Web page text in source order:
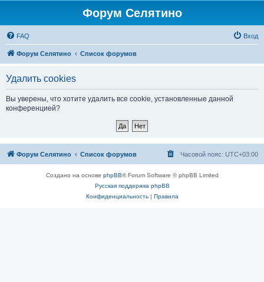
Форум Селятино
FAQ Вход
Форум Селятино Список форумов
Удалить cookies
Вы уверены, что хотите удалить все cookie, установленные данной
конференцией?
Форум Селятино Список форумов Часовой пояс: UTC+03:00
Создано на основе phpBB® Forum Software © phpBB Limited
Русская поддержка phpBB
Конфиденциальность| Правила